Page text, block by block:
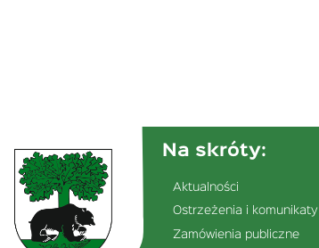
Na skróty:
Aktualności
Ostrzeżenia i komunikaty
Zamówienia publiczne